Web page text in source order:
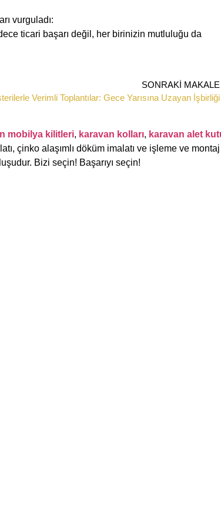
vurguladı:
ticari başarı değil, her birinizin mutluluğu da
SONRAKI MAKALE
Verimli Toplantılar: Gece Yarısına Uzayan İşbirliği
mobilya kilitleri, karavan kolları, karavan alet
çinko alaşımlı döküm imalatı ve işleme ve montaj
Bizi seçin! Başarıyı seçin!